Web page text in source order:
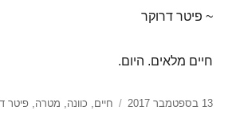
~ פיטר דרוקר
חיים מלאים. היום.
פורסם
13 בספטמבר 2017 תגיות
חיים, כוונה, מטרה,פיטר